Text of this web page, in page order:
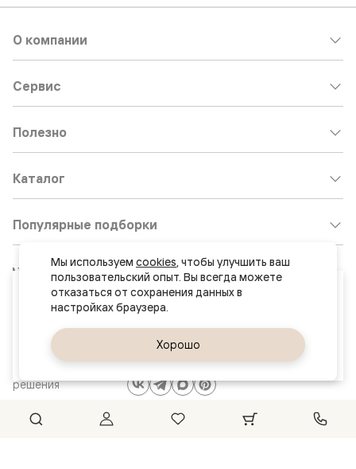
Ваш город
решения
О компании
Сервис
Полезно
Каталог
Популярные подборки
Клиентский центр: 8 800 511 30 95
Почта по общим вопросам:
8800@volhovez.natm.ru
Обратный звонок
Сайт не является публичной офертой
Мы используем cookies, чтобы улучшить ваш
пользовательский опыт. Вы всегда можете
отказаться от сохранения данных в
Хорошо